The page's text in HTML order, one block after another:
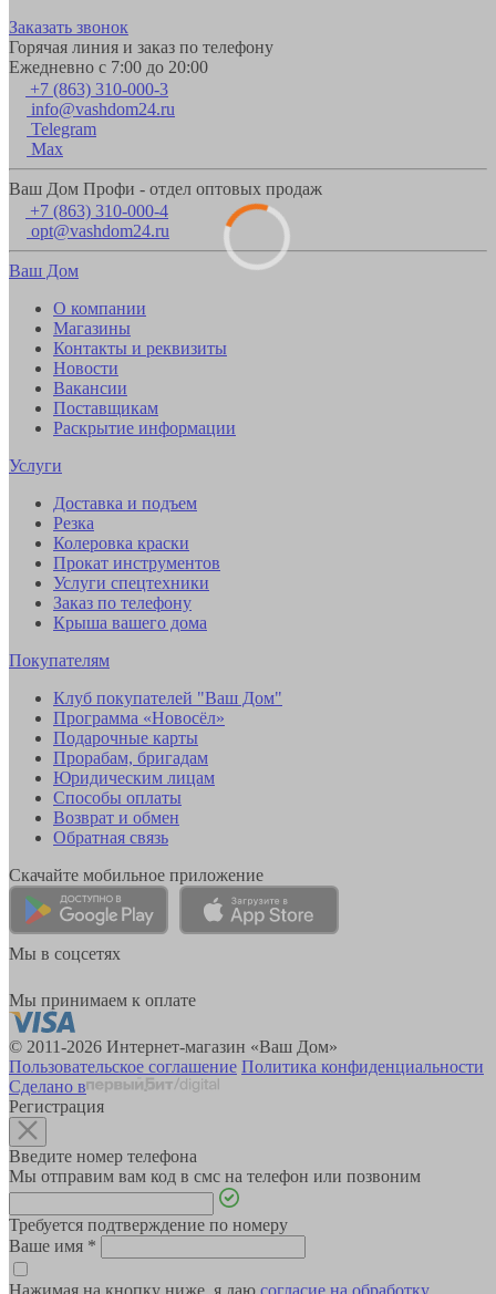
Заказать звонок
Горячая линия и заказ по телефону
Ежедневно с 7:00 до 20:00
+7 (863) 310-000-3
info@vashdom24.ru
Telegram
Max
Ваш Дом Профи - отдел оптовых продаж
+7 (863) 310-000-4
opt@vashdom24.ru
Ваш Дом
О компании
Магазины
Контакты и реквизиты
Новости
Вакансии
Поставщикам
Раскрытие информации
Услуги
Доставка и подъем
Резка
Колеровка краски
Прокат инструментов
Услуги спецтехники
Заказ по телефону
Крыша вашего дома
Покупателям
Клуб покупателей "Ваш Дом"
Программа «Новосёл»
Подарочные карты
Прорабам, бригадам
Юридическим лицам
Способы оплаты
Возврат и обмен
Обратная связь
Скачайте мобильное приложение
Мы в соцсетях
Мы принимаем к оплате
© 2011-2026 Интернет-магазин «Ваш Дом»
Пользовательское соглашение Политика конфиденциальности
Сделано в
Регистрация
Введите номер телефона
Мы отправим вам код в смс на телефон или позвоним
Требуется подтверждение по номеру
Ваше имя *